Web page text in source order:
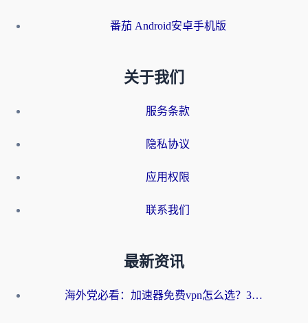
番茄 Android安卓手机版
关于我们
服务条款
隐私协议
应用权限
联系我们
最新资讯
海外党必看：加速器免费vpn怎么选？3步教你无缝访问国内资源